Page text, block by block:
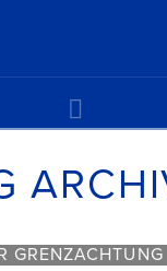
GRENZACHTUNG